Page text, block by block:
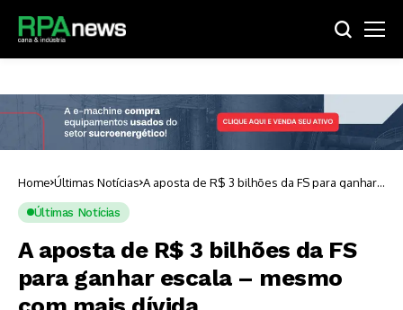
Home Últimas Notícias A aposta de R$ 3 bilhões da FS para ganhar
escala – mesmo com mais dívida
Últimas Notícias
A aposta de R$ 3 bilhões da FS
para ganhar escala – mesmo